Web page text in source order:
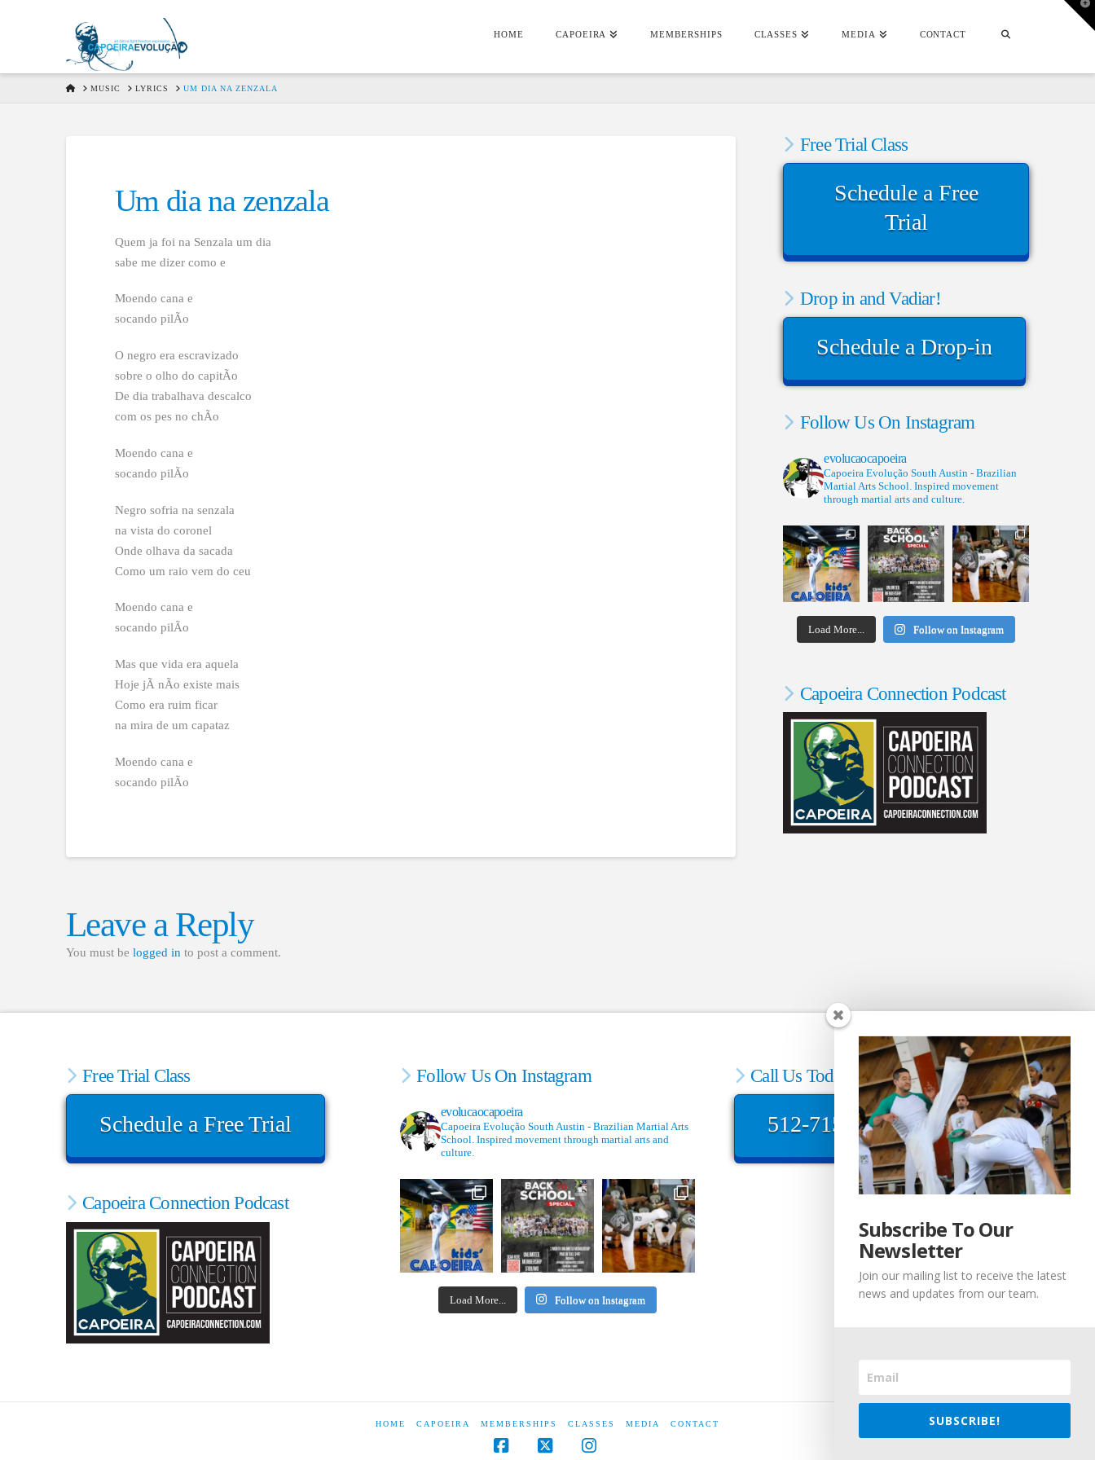
HOME CAPOEIRA MEMBERSHIPS CLASSES MEDIA CONTACT
HOMEMUSIC LYRICS UM DIA NA ZENZALA
Um dia na zenzala
Quem ja foi na Senzala um dia
sabe me dizer como e
Moendo cana e
socando pilÃo
O negro era escravizado
sobre o olho do capitÃo
De dia trabalhava descalco
com os pes no chÃo
Moendo cana e
socando pilÃo
Negro sofria na senzala
na vista do coronel
Onde olhava da sacada
Como um raio vem do ceu
Moendo cana e
socando pilÃo
Mas que vida era aquela
Hoje jÃ nÃo existe mais
Como era ruim ficar
na mira de um capataz
Moendo cana e
socando pilÃo
Leave a Reply
You must be logged in to post a comment.
Free Trial Class
Schedule a Free
Trial
Drop in and Vadiar!
Schedule a Drop-in
Follow Us On Instagram
evolucaocapoeira
Capoeira Evolução South Austin - Brazilian
Martial Arts School. Inspired movement
through martial arts and culture.
Load More... Follow on Instagram
Capoeira Connection Podcast
Free Trial Class
Schedule a Free Trial
Capoeira Connection Podcast
Follow Us On Instagram
evolucaocapoeira
Capoeira Evolução South Austin - Brazilian Martial Arts
School. Inspired movement through martial arts and
culture.
Load More... Follow on Instagram
Call Us Today
512-715-4373
HOME CAPOEIRA MEMBERSHIPS CLASSES MEDIA CONTACT
Subscribe To Our
Newsletter
Join our mailing list to receive the latest
news and updates from our team.
SUBSCRIBE!